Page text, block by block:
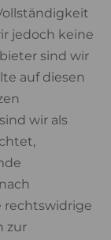
jedoch keine
sind wir
auf diesen
wir als
rechtswidrige
zur